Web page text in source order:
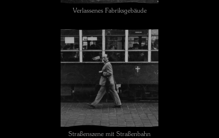
Verlassenes Fabriksgebäude
Straßenszene mit Straßenbahn